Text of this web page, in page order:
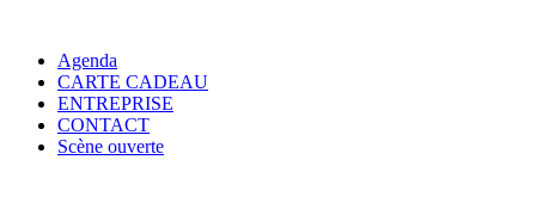
Agenda
CARTE CADEAU
ENTREPRISE
CONTACT
Scène ouverte